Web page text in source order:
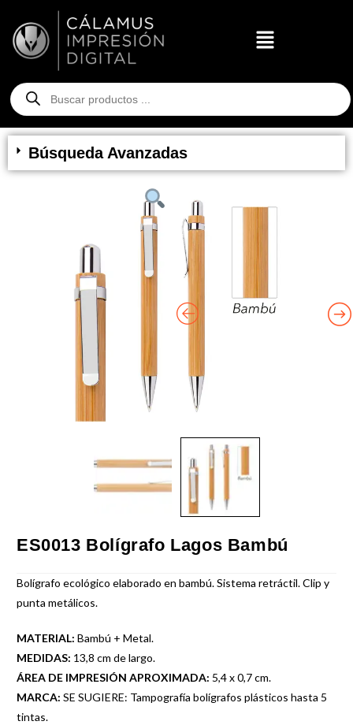
Búsqueda Avanzadas
ES0013 Bolígrafo Lagos Bambú
Bolígrafo ecológico elaborado en bambú. Sistema retráctil. Clip y
punta metálicos.
MATERIAL: Bambú + Metal.
MEDIDAS: 13,8 cm de largo.
ÁREA DE IMPRESIÓN APROXIMADA: 5,4 x 0,7 cm.
MARCA: SE SUGIERE: Tampografía bolígrafos plásticos hasta 5
tintas.